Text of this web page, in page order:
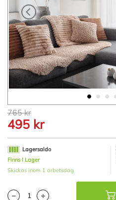
Hoppa
till
början
av
bildgalleriet
765 kr
495 kr
Lagersaldo
Finns I Lager
Skickas inom 1 arbetsdag